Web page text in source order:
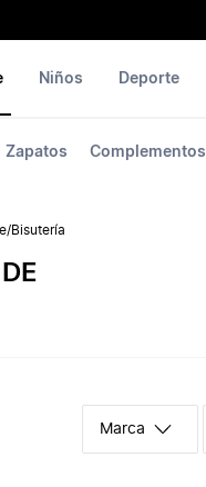
Zapatos Complementos
Niños Deporte
/Bisutería
Marca